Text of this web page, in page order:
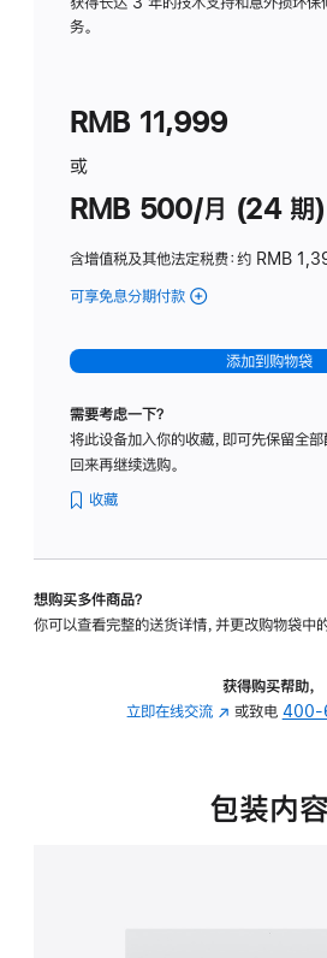
务。
RMB 11,999
或
RMB 500/月 (24 期)
含增值税及其他法定税费：约 RMB
可享免息分期付款 (Studio
-
标
璃
转
的
添加到购物袋
需要考虑一下？
将此设备加入你的收藏，即可先保留全部
回来再继续选购。
收藏
想购买多件商品？
你可以查看完整的送货详情，并更改购物袋中
获得购买帮助，
立即在线交流 (在
中
或致电 400-
包装内容